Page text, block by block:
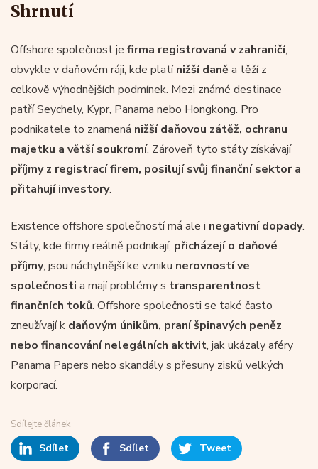
Shrnutí
Offshore společnost je firma registrovaná v zahraničí,
obvykle v daňovém ráji, kde platínižší daně a těží z
celkově výhodnějších podmínek. Mezi známé destinace
patří Seychely, Kypr, Panama nebo Hongkong. Pro
podnikatele to znamená nižší daňovou zátěž, ochranu
majetku a větší soukromí. Zároveň tyto státy získávají
příjmy z registrací firem, posilují svůj finanční sektor a
přitahují investory.
Existence offshore společností má ale i negativní dopady.
Státy, kde firmy reálně podnikají, přicházejí o daňové
příjmy, jsou náchylnější ke vzniku nerovností ve
společnosti a mají problémy s transparentnost
finančních toků. Offshore společnosti se také často
zneužívají k daňovým únikům, praní špinavých peněz
nebo financování nelegálních aktivit, jak ukázaly aféry
Panama Papers nebo skandály s přesuny zisků velkých
korporací.
Sdílejte článek
Sdílet Sdílet Tweet